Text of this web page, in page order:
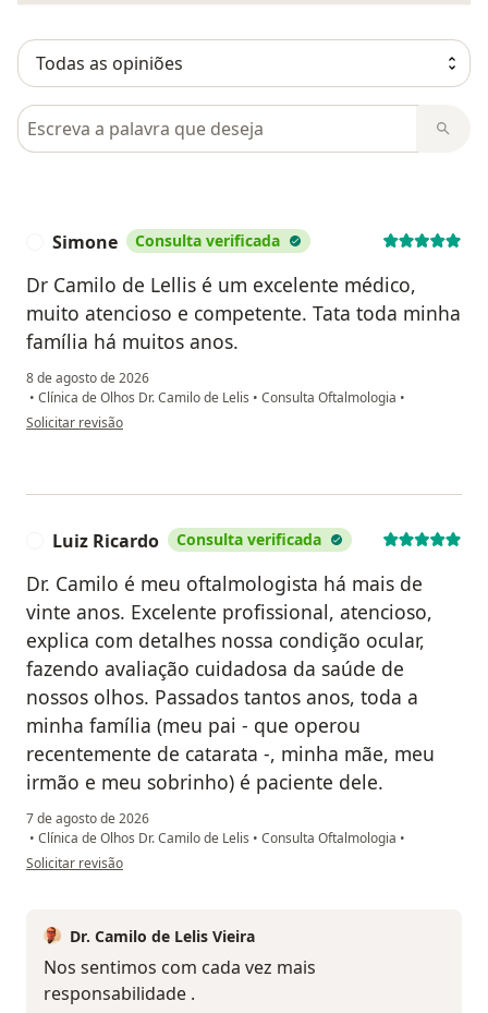
Pesquisar em opiniões
Simone Consulta verificada
Dr Camilo de Lellis é um excelente médico,
muito atencioso e competente. Tata toda minha
família há muitos anos.
8 de agosto de 2026
• Clínica de Olhos Dr. Camilo de Lelis • Consulta Oftalmologia •
na opinião do utilizador Simone
Solicitar revisão
Luiz Ricardo Consulta verificada
Dr. Camilo é meu oftalmologista há mais de
vinte anos. Excelente profissional, atencioso,
explica com detalhes nossa condição ocular,
fazendo avaliação cuidadosa da saúde de
nossos olhos. Passados tantos anos, toda a
minha família (meu pai - que operou
recentemente de catarata -, minha mãe, meu
irmão e meu sobrinho) é paciente dele.
7 de agosto de 2026
• Clínica de Olhos Dr. Camilo de Lelis • Consulta Oftalmologia •
na opinião do utilizador Luiz Ricardo
Solicitar revisão
Dr. Camilo de Lelis Vieira
Nos sentimos com cada vez mais
responsabilidade .